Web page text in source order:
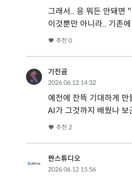
그래서.. 응 뭐든 안돼면
이것뿐만 아니라.. 기존
추천 0
기진곰
2026.06.12 14:32
예전에 잔뜩 기대하게
AI가 그것까지 배웠나 보
추천 2
짠스튜디오
2026.06.12 15:56